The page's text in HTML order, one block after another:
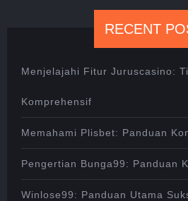
RECENT
Menjelajahi Fitur Juruscasino:
Komprehensif
Memahami Plisbet: Panduan
Pengertian Bunga99: Panduan
Winlose99: Panduan Utama